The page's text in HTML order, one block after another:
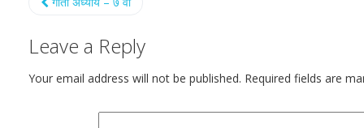
Leave a Reply
Your email address will not be published. Required fields are